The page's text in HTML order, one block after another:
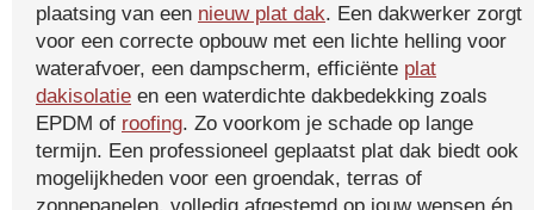
plaatsing van een nieuw plat dak. Een dakwerker zorgt
voor een correcte opbouw met een lichte helling voor
waterafvoer, een dampscherm, efficiënte plat
dakisolatie en een waterdichte dakbedekking zoals
EPDM of roofing. Zo voorkom je schade op lange
termijn. Een professioneel geplaatst plat dak biedt ook
mogelijkheden voor een groendak, terras of
zonnepanelen, volledig afgestemd op jouw wensen én